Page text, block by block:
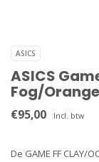
ASICS
ASICS
Fog/Orange
€95,00 Incl. btw
De GAME FF